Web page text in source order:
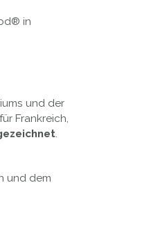
in
und der
Frankreich,
.
und dem